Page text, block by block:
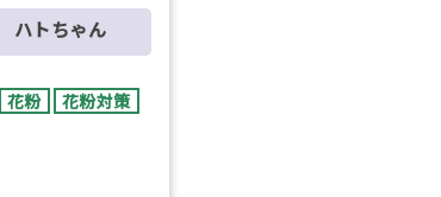
ハトちゃん
花粉
花粉対策